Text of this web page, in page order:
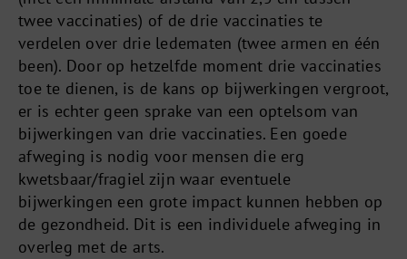
twee vaccinaties) of de drie vaccinaties te
verdelen over drie ledematen (twee armen en één
been). Door op hetzelfde moment drie vaccinaties
toe te dienen, is de kans op bijwerkingen vergroot,
er is echter geen sprake van een optelsom van
bijwerkingen van drie vaccinaties. Een goede
afweging is nodig voor mensen die erg
kwetsbaar/fragiel zijn waar eventuele
bijwerkingen een grote impact kunnen hebben op
de gezondheid. Dit is een individuele afweging in
overleg met de arts.